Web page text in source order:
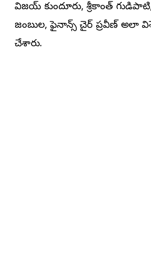
విజయ్ కుందూరు, శ్రీకాంత్
జంబుల, ఫైనాన్స్ చైర్ ప్రవీణ్ అలా
చేశారు.